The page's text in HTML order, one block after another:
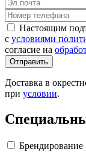
Настоящим
с условиями
согласие на
Отправить
Доставка в
при условии.
Брендирование